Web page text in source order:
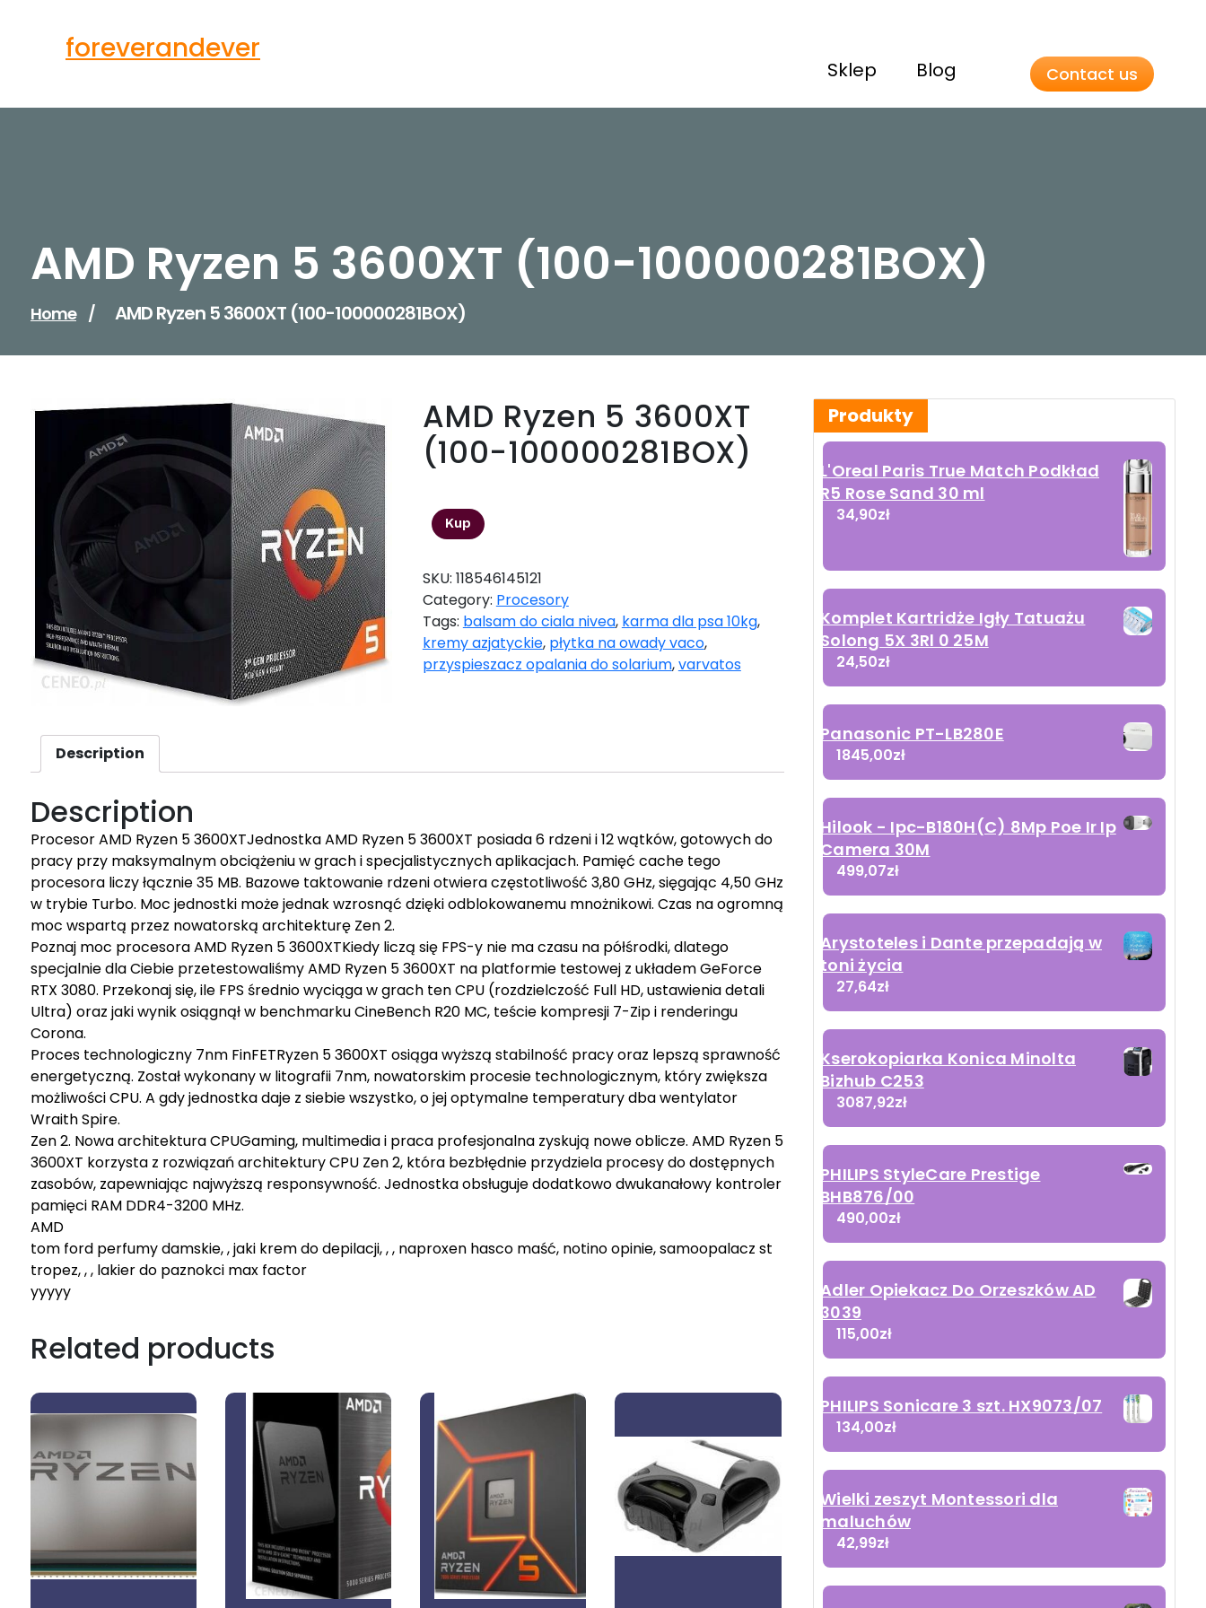
foreverandever
Sklep Blog Contact us
AMD Ryzen 5 3600XT (100-100000281BOX)
Home / AMD Ryzen 5 3600XT (100-100000281BOX)
AMD Ryzen 5 3600XT
(100-100000281BOX)
Kup
SKU: 118546145121
Category: Procesory
Tags: balsam do ciala nivea, karma dla psa 10kg,
kremy azjatyckie, płytka na owady vaco,
przyspieszacz opalania do solarium,varvatos
Description
Description
Procesor AMD Ryzen 5 3600XTJednostka AMD Ryzen 5 3600XT posiada 6 rdzeni i 12 wątków, gotowych do
pracy przy maksymalnym obciążeniu w grach i specjalistycznych aplikacjach. Pamięć cache tego
procesora liczy łącznie 35 MB. Bazowe taktowanie rdzeni otwiera częstotliwość 3,80 GHz, sięgając 4,50 GHz
w trybie Turbo. Moc jednostki może jednak wzrosnąć dzięki odblokowanemu mnożnikowi. Czas na ogromną
moc wspartą przez nowatorską architekturę Zen 2.
Poznaj moc procesora AMD Ryzen 5 3600XTKiedy liczą się FPS-y nie ma czasu na półśrodki, dlatego
specjalnie dla Ciebie przetestowaliśmy AMD Ryzen 5 3600XT na platformie testowej z układem GeForce
RTX 3080. Przekonaj się, ile FPS średnio wyciąga w grach ten CPU (rozdzielczość Full HD, ustawienia detali
Ultra) oraz jaki wynik osiągnął w benchmarku CineBench R20 MC, teście kompresji 7-Zip i renderingu
Corona.
Proces technologiczny 7nm FinFETRyzen 5 3600XT osiąga wyższą stabilność pracy oraz lepszą sprawność
energetyczną. Został wykonany w litografii 7nm, nowatorskim procesie technologicznym, który zwiększa
możliwości CPU. A gdy jednostka daje z siebie wszystko, o jej optymalne temperatury dba wentylator
Wraith Spire.
Zen 2. Nowa architektura CPUGaming, multimedia i praca profesjonalna zyskują nowe oblicze. AMD Ryzen 5
3600XT korzysta z rozwiązań architektury CPU Zen 2, która bezbłędnie przydziela procesy do dostępnych
zasobów, zapewniając najwyższą responsywność. Jednostka obsługuje dodatkowo dwukanałowy kontroler
pamięci RAM DDR4-3200 MHz.
AMD
tom ford perfumy damskie, , jaki krem do depilacji, , , naproxen hasco maść, notino opinie, samoopalacz st
tropez, , , lakier do paznokci max factor
yyyyy
Related products
Produkty
L'Oreal Paris True Match Podkład
R5 Rose Sand 30 ml
34,90zł
Komplet Kartridże Igły Tatuażu
Solong 5X 3Rl 0 25M
24,50zł
Panasonic PT-LB280E
1845,00zł
Hilook - Ipc-B180H(C) 8Mp Poe Ir Ip
Camera 30M
499,07zł
Arystoteles i Dante przepadają w
toni życia
27,64zł
Kserokopiarka Konica Minolta
Bizhub C253
3087,92zł
PHILIPS StyleCare Prestige
BHB876/00
490,00zł
Adler Opiekacz Do Orzeszków AD
3039
115,00zł
PHILIPS Sonicare 3 szt. HX9073/07
134,00zł
Wielki zeszyt Montessori dla
maluchów
42,99zł